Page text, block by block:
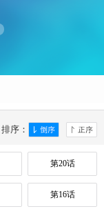
排序：
第20话
第16话